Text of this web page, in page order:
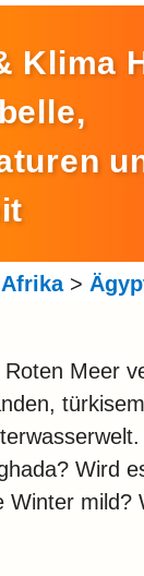
Klima
Afrika>
Meer
Wird
Winter mild?